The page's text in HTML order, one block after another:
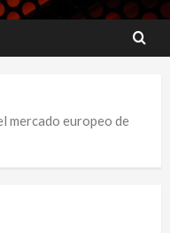
mercado europeo de